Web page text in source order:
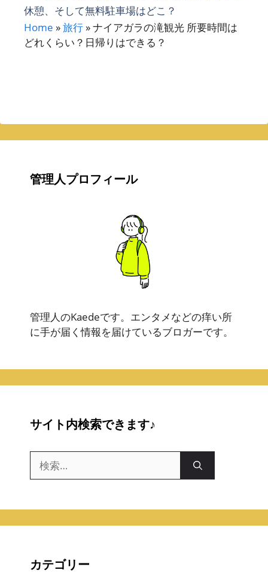
休憩、そして無料駐車場はどこ？
Home »旅行 »ナイアガラの滝観光 所要時間は
どれくらい？日帰りはできる？
管理人プロフィール
管理人のKaedeです。エンタメなどの痒い所
に手が届く情報を届けているブロガーです。
サイト内検索できます♪
索:
カテゴリー